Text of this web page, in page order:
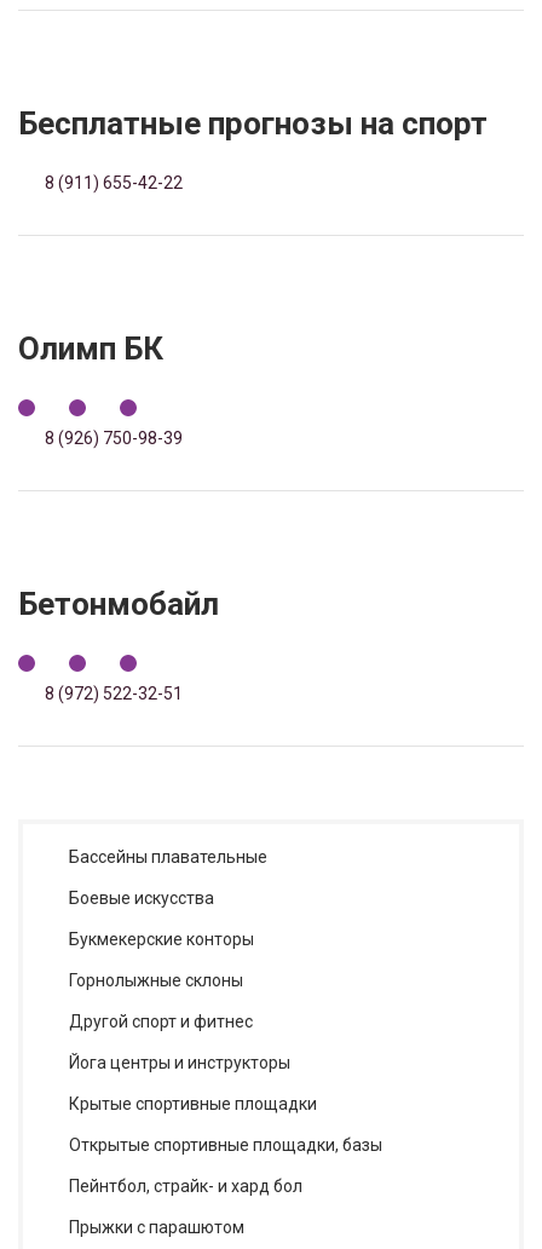
Бесплатные прогнозы на спорт
8 (911) 655-42-22
Олимп БК
8 (926) 750-98-39
Бетонмобайл
8 (972) 522-32-51
Бассейны плавательные
Боевые искусства
Букмекерские конторы
Горнолыжные склоны
Другой спорт и фитнес
Йога центры и инструкторы
Крытые спортивные площадки
Открытые спортивные площадки, базы
Пейнтбол, страйк- и хард бол
Прыжки с парашютом